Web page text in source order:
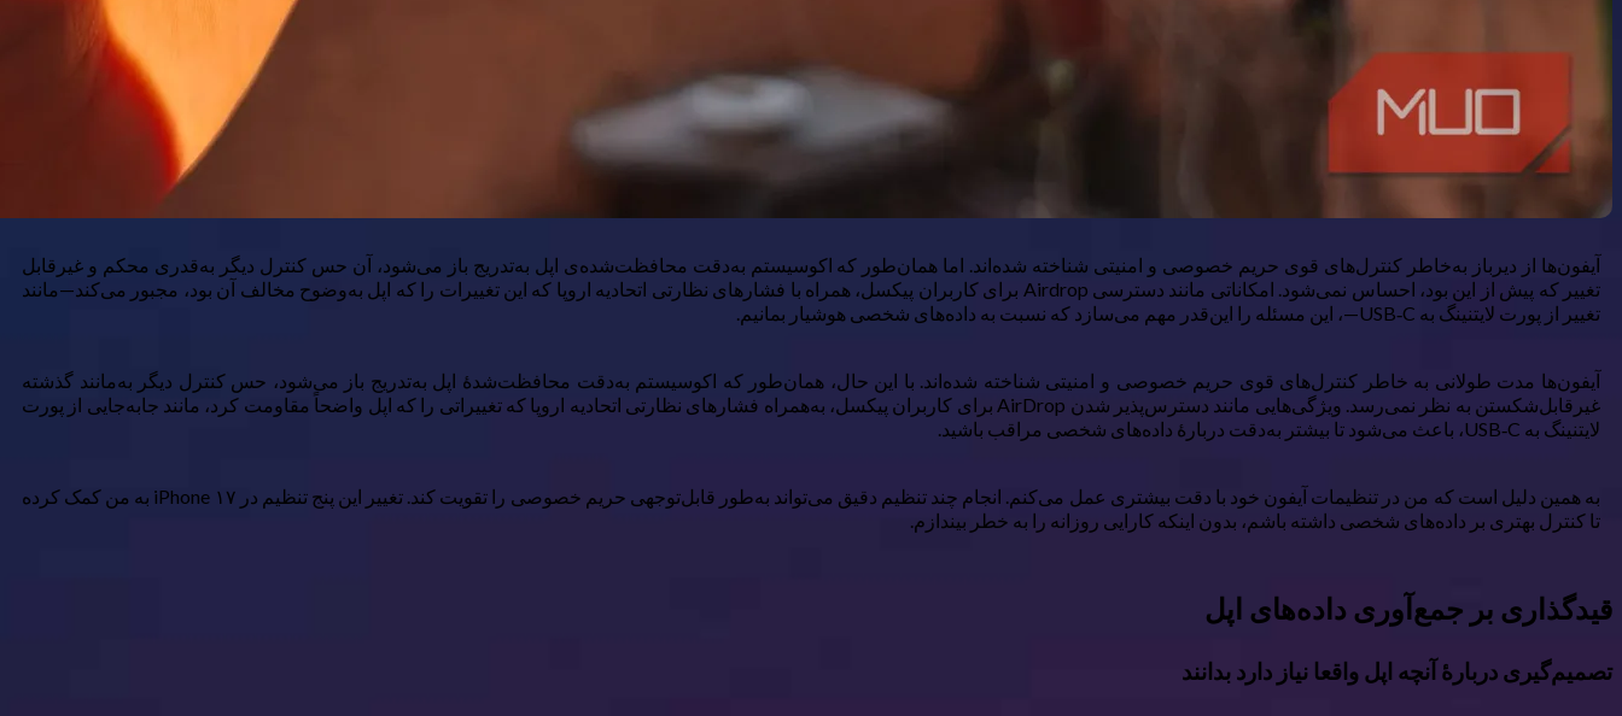
آیفون‌ها از دیرباز به‌خاطر کنترل‌های قوی حریم خصوصی و امنیتی شناخته شده‌اند. اما همان‌طور که اکوسیستم به‌دقت محافظت‌شده‌ی اپل به‌تدریج باز می‌شود، آن حس کنترل دیگر به‌قدری محکم و غیرقابل
تغییر که پیش از این بود، احساس نمی‌شود. امکاناتی مانند دسترسی Airdrop برای کاربران پیکسل، همراه با فشارهای نظارتی اتحادیه اروپا که این تغییرات را که اپل به‌وضوح مخالف آن بود، مجبور می‌کند—مانند
تغییر از پورت لایتنینگ به USB‑C—، این مسئله را این‌قدر مهم می‌سازد که نسبت به داده‌های شخصی هوشیار بمانیم.
آیفون‌ها مدت طولانی به خاطر کنترل‌های قوی حریم خصوصی و امنیتی شناخته شده‌اند. با این حال، همان‌طور که اکوسیستم به‌دقت محافظت‌شدهٔ اپل به‌تدریج باز می‌شود، حس کنترل دیگر به‌مانند گذشته
غیرقابل‌شکستن به نظر نمی‌رسد. ویژگی‌هایی مانند دسترس‌پذیر شدن AirDrop برای کاربران پیکسل، به‌همراه فشارهای نظارتی اتحادیه اروپا که تغییراتی را که اپل واضحاً مقاومت کرد، مانند جابه‌جایی از پورت
لایتنینگ به USB‑C، باعث می‌شود تا بیشتر به‌دقت دربارهٔ داده‌های شخصی مراقب باشید.
به همین دلیل است که من در تنظیمات آیفون خود با دقت بیشتری عمل می‌کنم. انجام چند تنظیم دقیق می‌تواند به‌طور قابل‌توجهی حریم خصوصی را تقویت کند. تغییر این پنج تنظیم در iPhone ۱۷ به من کمک کرده
تا کنترل بهتری بر داده‌های شخصی داشته باشم، بدون اینکه کارایی روزانه را به خطر بیندازم.
قیدگذاری بر جمع‌آوری داده‌های اپل
تصمیم‌گیری دربارهٔ آنچه اپل واقعا نیاز دارد بدانند